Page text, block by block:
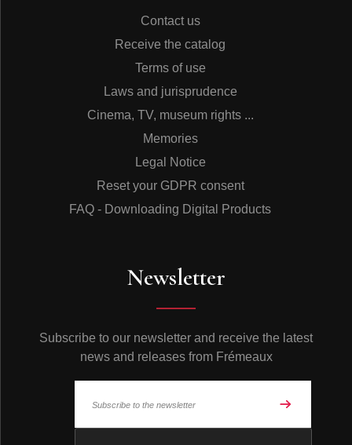
Contact us
Receive the catalog
Terms of use
Laws and jurisprudence
Cinema, TV, museum rights ...
Memories
Legal Notice
Reset your GDPR consent
FAQ - Downloading Digital Products
Newsletter
Subscribe to our newsletter and receive the latest
news and releases from Frémeaux